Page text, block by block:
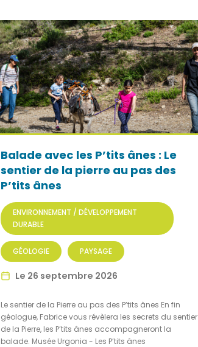
Balade avec les P’tits ânes : Le
sentier de la pierre au pas des
P’tits ânes
ENVIRONNEMENT / DÉVELOPPEMENT
DURABLE
GÉOLOGIE PAYSAGE
Le 26 septembre 2026
Le sentier de la Pierre au pas des P’tits ânes En fin
géologue, Fabrice vous révèlera les secrets du sentier
de la Pierre, les P’tits ânes accompagneront la
balade. Musée Urgonia - Les P’tits ânes